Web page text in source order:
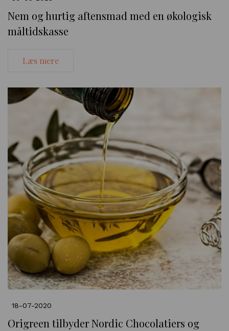
Nem og hurtig aftensmad med en økologisk
måltidskasse
Læs mere
18-07-2020
Origreen tilbyder Nordic Chocolatiers og